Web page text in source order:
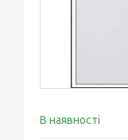
В наявності